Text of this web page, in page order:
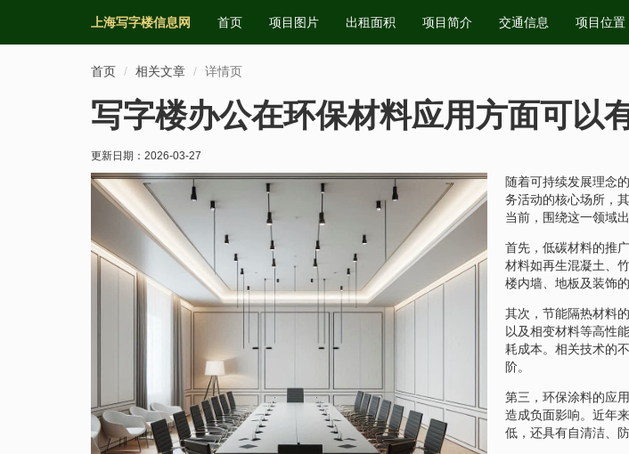
上海写字楼信息网 首页 项目图片 出租面积 项目简介 交通信息 项目位置
首页 相关文章 详情页
写字楼办公在环保材料应用方面可以
更新日期： 2026-03-27
随着可持续发展理念
务活动的核心场所，
当前，围绕这一领域
首先，低碳材料的推
材料如再生混凝土、
楼内墙、地板及装饰
其次，节能隔热材料
以及相变材料等高性
耗成本。相关技术的
阶。
第三，环保涂料的应
造成负面影响。近年
低，还具有自清洁、